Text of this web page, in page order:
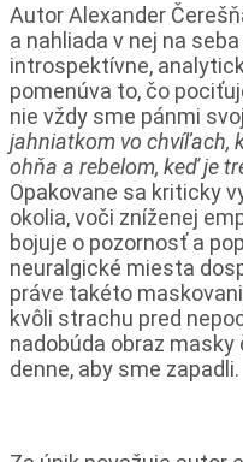
Autor Alexander
a nahliada v nej na
introspektívne,
pomenúva to, čo
nie vždy sme pánmi
jahniatkom vo chvíľach,
ohňa a rebelom, keď je
Opakovane sa kriticky
okolia, voči zníženej
bojuje o pozornosť a
neuralgické miesta
práve takéto
kvôli strachu pred
nadobúda obraz
denne, aby sme zapadli.